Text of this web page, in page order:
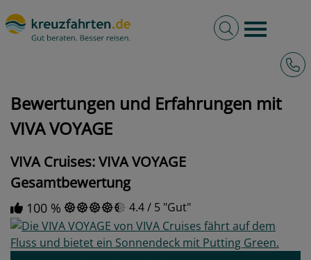
Burger
Volltextsuche
Bewertungen und Erfahrungen mit
VIVA VOYAGE
VIVA Cruises: VIVA VOYAGE
Gesamtbewertung
100 % 4.4/ 5 Gut